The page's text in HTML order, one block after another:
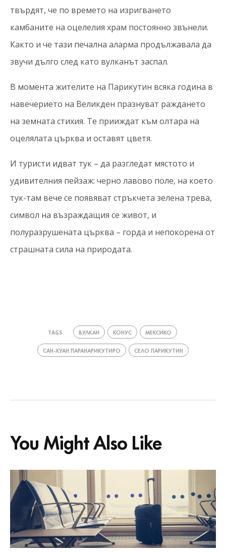
твърдят, че по времето на изригването
камбаните на оцелелия храм постоянно звънели.
Както и че тази печална аларма продължавала да
звучи дълго след като вулканът заспал.
В момента жителите на Парикутин всяка година в
навечерието на Великден празнуват раждането
на земната стихия. Те прииждат към олтара на
оцелялата църква и оставят цветя.
И туристи идват тук – да разгледат мястото и
удивителния пейзаж: черно лавово поле, на което
тук-там вече се появяват стръкчета зелена трева,
символ на възраждащия се живот, и
полуразрушената църква – горда и непокорена от
страшната сила на природата.
TAGS ВУЛКАН КОНУС МЕКСИКО
САН-ХУАН ПАРАНАРИКУТИРО СЕЛО ПАРИКУТИН
You Might Also Like